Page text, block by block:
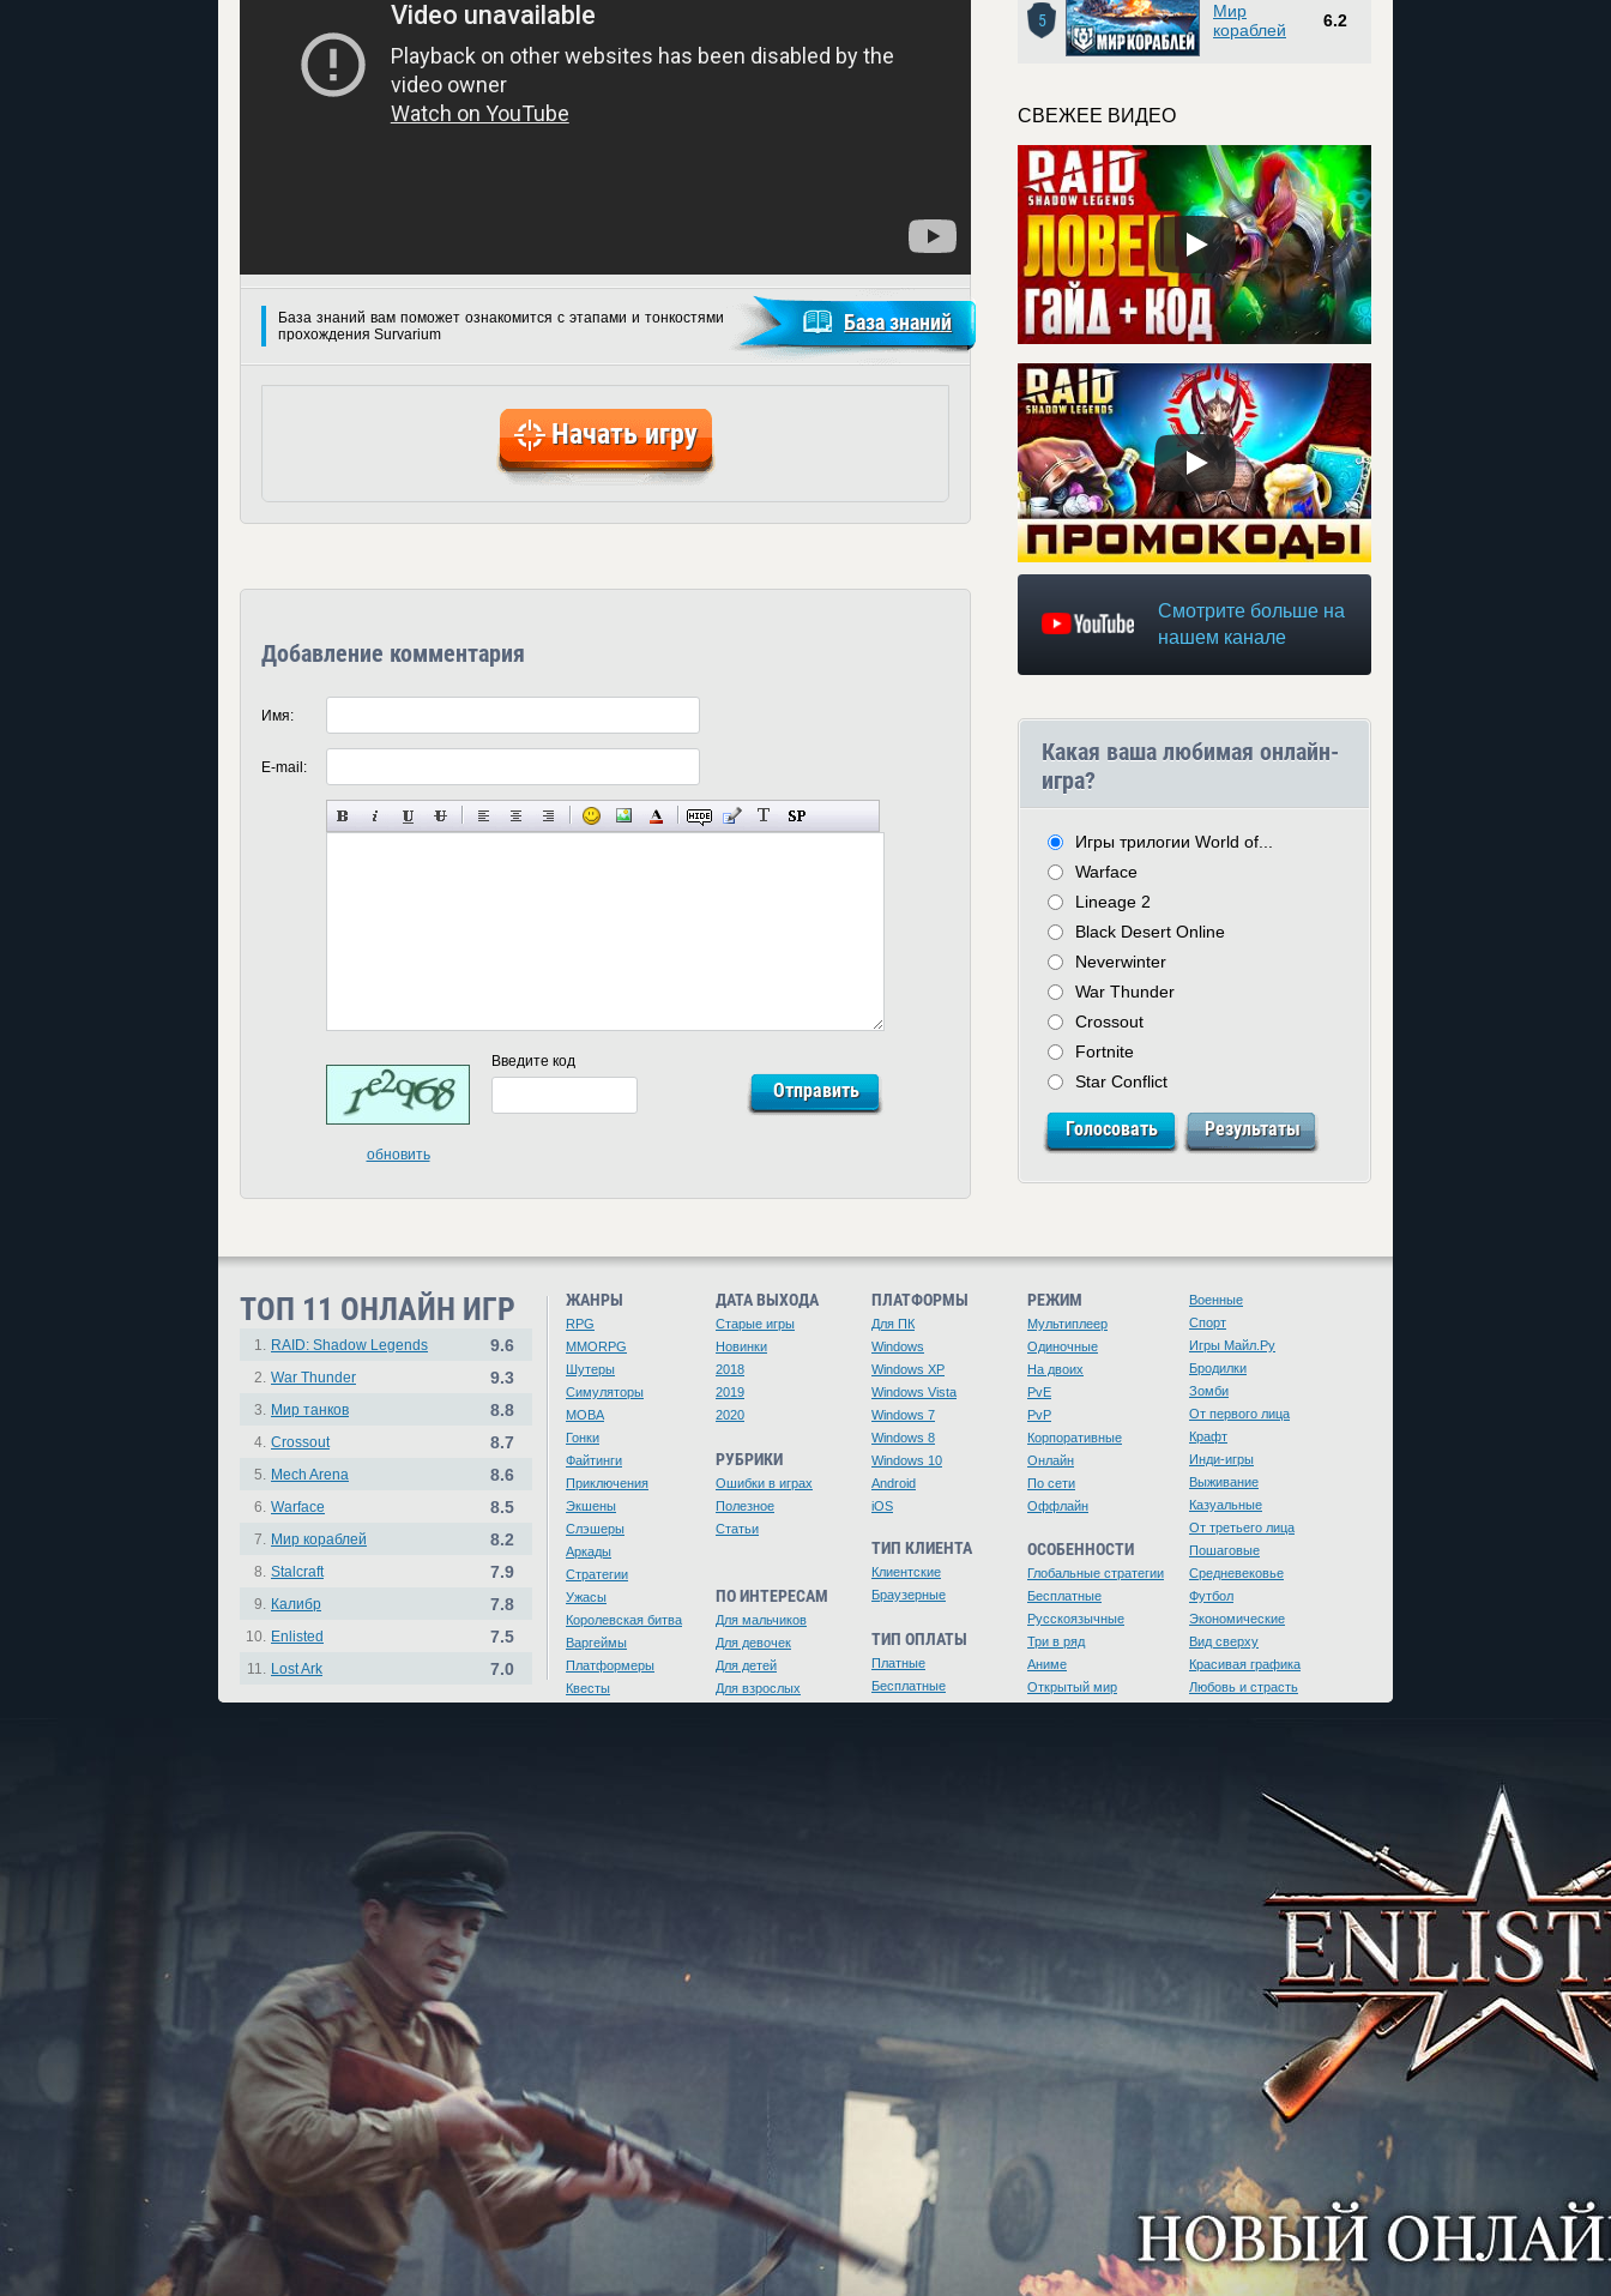
База знаний вам поможет ознакомится с этапами и тонкостями
прохождения Survarium
База знаний
Начать игру
Добавление комментария
Имя:
E-mail:
обновить
Введите код
5
Мир
кораблей
6.2
СВЕЖЕЕ ВИДЕО
Смотрите больше на
нашем канале
Какая ваша любимая онлайн-
игра?
Игры трилогии World of...
Warface
Lineage 2
Black Desert Online
Neverwinter
War Thunder
Crossout
Fortnite
Star Conflict
ТОП 11 ОНЛАЙН ИГР
1. RAID: Shadow Legends 9.6
2. War Thunder 9.3
3. Мир танков 8.8
4. Crossout 8.7
5. Mech Arena 8.6
6. Warface 8.5
7. Мир кораблей 8.2
8. Stalcraft 7.9
9. Калибр 7.8
10. Enlisted 7.5
11. Lost Ark 7.0
ЖАНРЫ
RPG
MMORPG
Шутеры
Симуляторы
MOBA
Гонки
Файтинги
Приключения
Экшены
Слэшеры
Аркады
Стратегии
Ужасы
Королевская битва
Варгеймы
Платформеры
Квесты
ДАТА ВЫХОДА
Старые игры
Новинки
2018
2019
2020
РУБРИКИ
Ошибки в играх
Полезное
Статьи
ПО ИНТЕРЕСАМ
Для мальчиков
Для девочек
Для детей
Для взрослых
ПЛАТФОРМЫ
Для ПК
Windows
Windows XP
Windows Vista
Windows 7
Windows 8
Windows 10
Android
iOS
ТИП КЛИЕНТА
Клиентские
Браузерные
ТИП ОПЛАТЫ
Платные
Бесплатные
РЕЖИМ
Мультиплеер
Одиночные
На двоих
PvE
PvP
Корпоративные
Онлайн
По сети
Оффлайн
ОСОБЕННОСТИ
Глобальные стратегии
Бесплатные
Русскоязычные
Три в ряд
Аниме
Открытый мир
Военные
Спорт
Игры Майл.Ру
Бродилки
Зомби
От первого лица
Крафт
Инди-игры
Выживание
Казуальные
От третьего лица
Пошаговые
Средневековье
Футбол
Экономические
Вид сверху
Красивая графика
Любовь и страсть